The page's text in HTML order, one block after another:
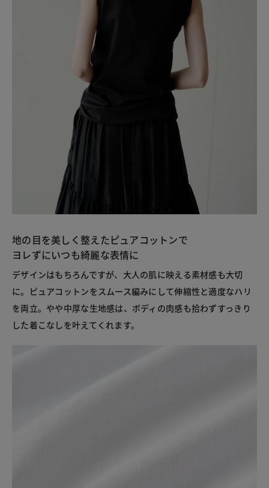
地の目を美しく整えたピュアコットンで
ヨレずにいつも綺麗な表情に
デザインはもちろんですが、大人の肌に映える素材感も大切
に。ピュアコットンをスムース編みにして伸縮性と適度なハリ
を両立。やや中厚な生地感は、ボディの肉感も拾わずすっきり
した着こなしを叶えてくれます。